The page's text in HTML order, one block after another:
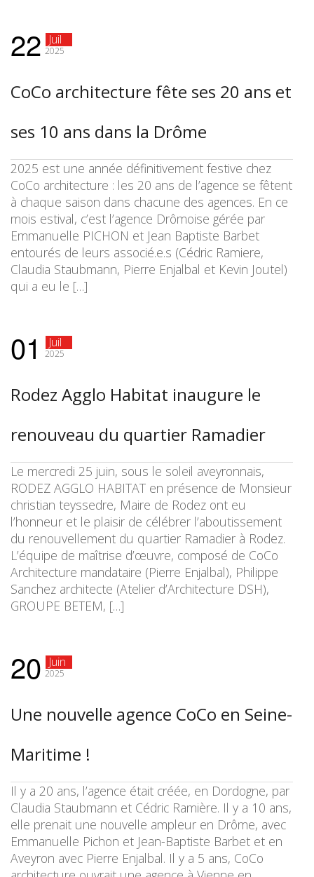
22 Juil
2025
CoCo architecture fête ses 20 ans et
ses 10 ans dans la Drôme
2025 est une année définitivement festive chez
CoCo architecture : les 20 ans de l’agence se fêtent
à chaque saison dans chacune des agences. En ce
mois estival, c’est l’agence Drômoise gérée par
Emmanuelle PICHON et Jean Baptiste Barbet
entourés de leurs associé.e.s (Cédric Ramiere,
Claudia Staubmann, Pierre Enjalbal et Kevin Joutel)
qui a eu le […]
01 Juil
2025
Rodez Agglo Habitat inaugure le
renouveau du quartier Ramadier
Le mercredi 25 juin, sous le soleil aveyronnais,
RODEZ AGGLO HABITAT en présence de Monsieur
christian teyssedre, Maire de Rodez ont eu
l’honneur et le plaisir de célébrer l’aboutissement
du renouvellement du quartier Ramadier à Rodez.
L’équipe de maîtrise d’œuvre, composé de CoCo
Architecture mandataire (Pierre Enjalbal), Philippe
Sanchez architecte (Atelier d’Architecture DSH),
GROUPE BETEM, […]
20 Juin
2025
Une nouvelle agence CoCo en Seine-
Maritime !
Il y a 20 ans, l’agence était créée, en Dordogne, par
Claudia Staubmann et Cédric Ramière. Il y a 10 ans,
elle prenait une nouvelle ampleur en Drôme, avec
Emmanuelle Pichon et Jean-Baptiste Barbet et en
Aveyron avec Pierre Enjalbal. Il y a 5 ans, CoCo